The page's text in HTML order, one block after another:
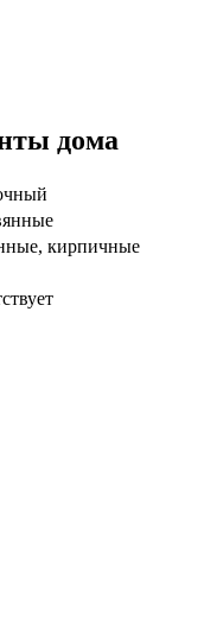
дома
кирпичные